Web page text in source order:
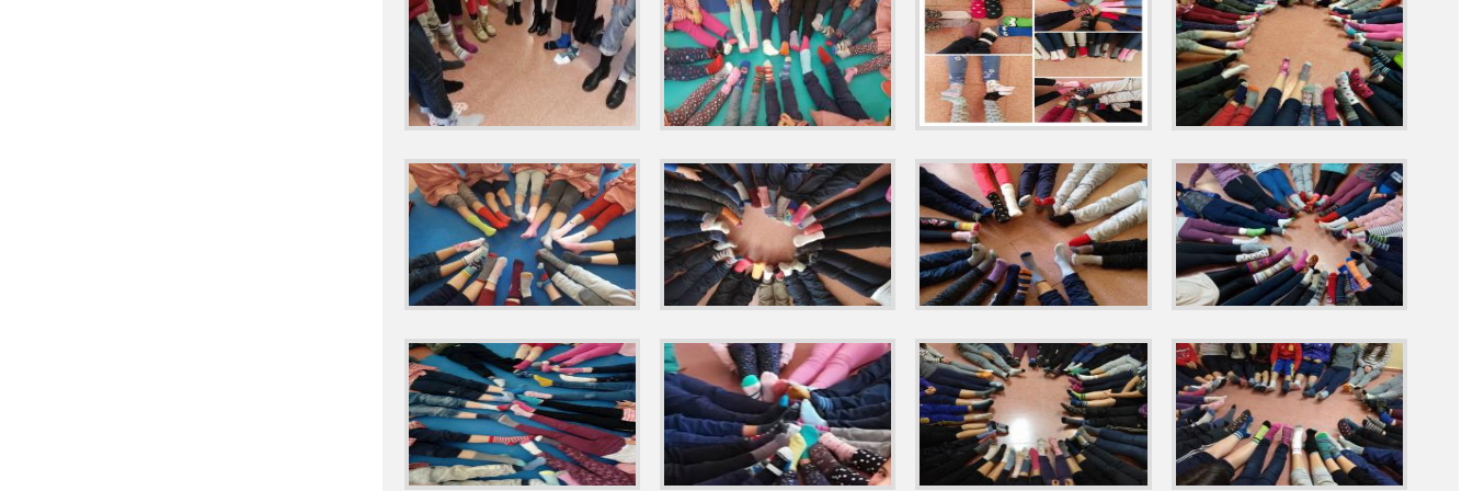
MENÚ DEL COMEDOR ESCOLAR OCTUBRE 2021 MENÚ DEL COMEDOR ESCOLAR PARA EL MES DE ABRIL DE 2021
MENÚ DEL COMEDOR ESCOLAR PARA EL MES DE ABRIL DE 2022 MENÚ DEL COMEDOR ESCOLAR PARA EL MES DE ENERO DE 2021
MENÚ DEL COMEDOR ESCOLAR PARA EL MES DE FEBRERO DE 2021 MENÚ DEL COMEDOR ESCOLAR PARA EL MES DE JUNIO DE 2021
MENÚ DEL COMEDOR ESCOLAR PARA EL MES DE JUNIO DE 2022 MENÚ DEL COMEDOR ESCOLAR PARA EL MES DE MARZO DE 2021
MENÚ DEL COMEDOR ESCOLAR PARA EL MES DE MARZO DE 2022 MENÚ DEL COMEDOR ESCOLAR PARA EL MES DE MAYO DE 2021
MENÚ DEL COMEDOR ESCOLAR SEPTIEMBRE 2021 MODIFICACIÓN PGA 2019-20 MODIFICACIÓN DEL CALENDARIO ESCOLAR NCOF 2024-25
NCOF 25-26 PGA 2024-25 PLAN DIGITAL DE CENTRO 2023-24 PLAN DE IGUALDAD 2021-22 - ACTIVIDADES DEL MES DE NVOIEMBRE
PLAN DIGITA DE CENTRO 2024-25 PLAN DIGITAL DE CENTRO 2025-26 PLAN DIGITAL DE CENTRO
PROCESO DE ADMISIÓN PARA EL CURSO 2021-22 PROGRAMACIÓN GENERAL ANUAL 2023-24 PROYECTO "LEYENDO EN FAMILIA"
PROYECTO "LEYENDO EN FAMILIA". EL CARRITO DE LOS CUENTOS 2021-22 PROYECTO EDUCATIVO 22-23 PROYECTO EDUCATIVO 2023-24